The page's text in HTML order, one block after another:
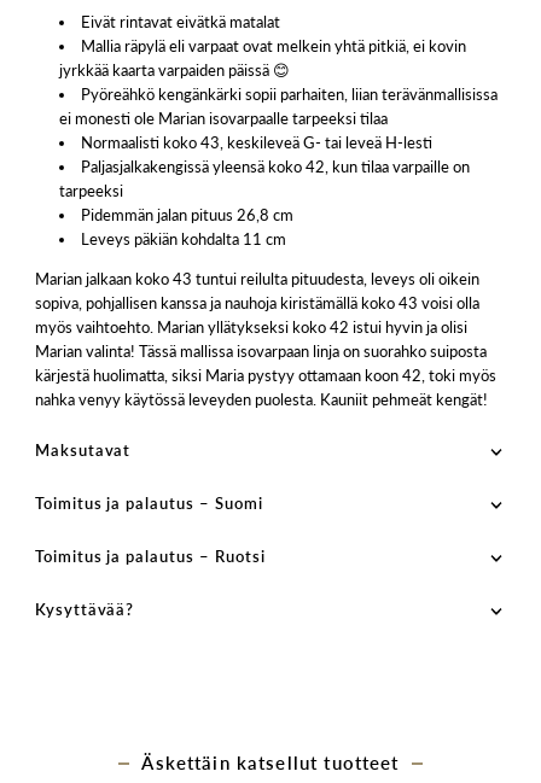
Eivät rintavat eivätkä matalat
Mallia räpylä eli varpaat ovat melkein yhtä pitkiä, ei kovin
jyrkkää kaarta varpaiden päissä 😊
Pyöreähkö kengänkärki sopii parhaiten, liian terävänmallisissa
ei monesti ole Marian isovarpaalle tarpeeksi tilaa
Normaalisti koko 43, keskileveä G- tai leveä H-lesti
Paljasjalkakengissä yleensä koko 42, kun tilaa varpaille on
tarpeeksi
Pidemmän jalan pituus 26,8 cm
Leveys päkiän kohdalta 11 cm
Marian jalkaan koko 43 tuntui reilulta pituudesta, leveys oli oikein
sopiva, pohjallisen kanssa ja nauhoja kiristämällä koko 43 voisi olla
myös vaihtoehto. Marian yllätykseksi koko 42 istui hyvin ja olisi
Marian valinta! Tässä mallissa isovarpaan linja on suorahko suiposta
kärjestä huolimatta, siksi Maria pystyy ottamaan koon 42, toki myös
nahka venyy käytössä leveyden puolesta. Kauniit pehmeät kengät!
Maksutavat
Toimitus ja palautus – Suomi
Toimitus ja palautus – Ruotsi
Kysyttävää?
Äskettäin katsellut tuotteet